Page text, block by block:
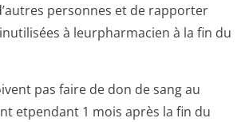
personnes et de rapporter
à leurpharmacien à la fin du
pas faire de don de sang au
etpendant 1 mois après la fin du